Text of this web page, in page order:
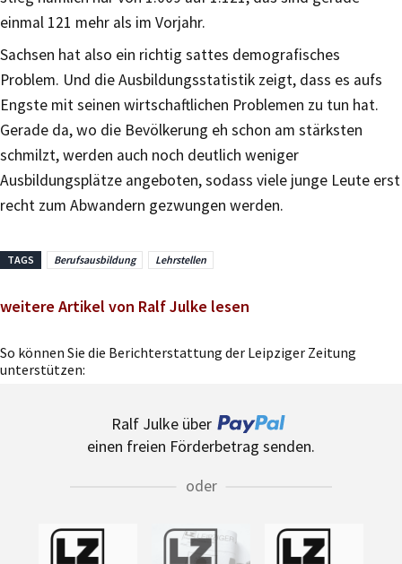
einmal 121 mehr als im Vorjahr.
Sachsen hat also ein richtig sattes demografisches
Problem. Und die Ausbildungsstatistik zeigt, dass es aufs
Engste mit seinen wirtschaftlichen Problemen zu tun hat.
Gerade da, wo die Bevölkerung eh schon am stärksten
schmilzt, werden auch noch deutlich weniger
Ausbildungsplätze angeboten, sodass viele junge Leute erst
recht zum Abwandern gezwungen werden.
TAGS Berufsausbildung Lehrstellen
weitere Artikel von Ralf Julke lesen
So können Sie die Berichterstattung der Leipziger Zeitung
unterstützen:
Ralf Julke über
einen freien Förderbetrag senden.
oder